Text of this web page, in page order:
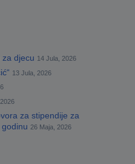
za djecu 14 Jula, 2026
13 Jula, 2026
za stipendije za
26 Maja, 2026